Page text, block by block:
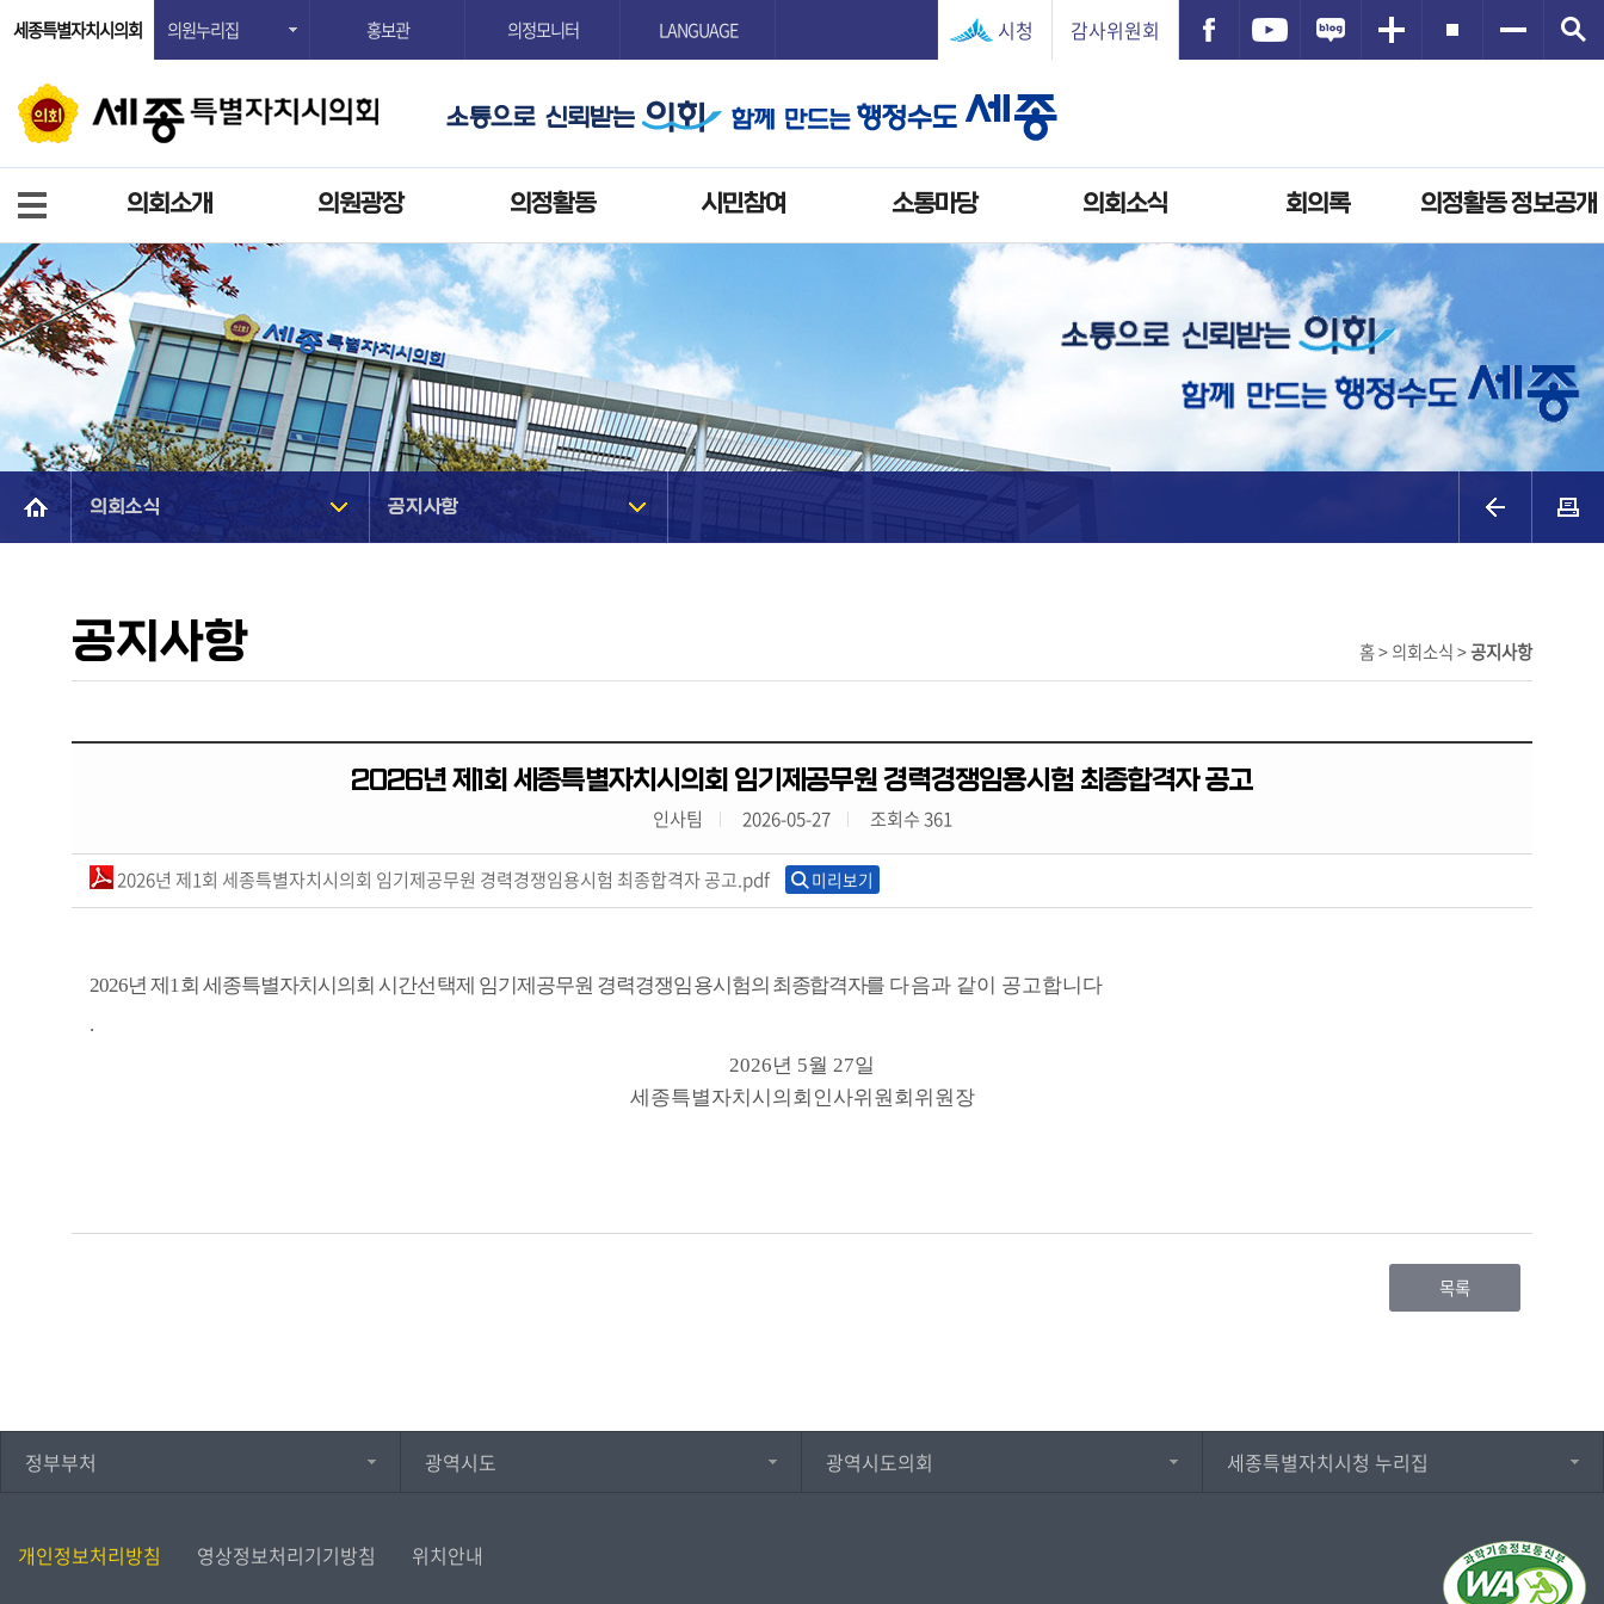
세종특별자치시의회 의원누리집 홍보관 의정모니터 LANGUAGE 시청 감사위원회
의회소개 의원광장 의정활동 시민참여 소통마당 의회소식 회의록 의정활동 정보공개
의회소식 공지사항
홈 > 의회소식 >공지사항
공지사항
2026년 제1회 세종특별자치시의회 임기제공무원 경력경쟁임용시험 최종합격자 공고
인사팀 2026-05-27 조회수 361
2026년 제1회 세종특별자치시의회 임기제공무원 경력경쟁임용시험 최종합격자 공고.pdf 미리보기
2026년 제1 회 세종특별자치시의회 시간선택제 임기제공무원 경력경쟁임용시험의 최종합격자를 다음과 같이 공고합니다
.
2026년 5월 27일
세종특별자치시의회인사위원회위원장
목록
정부부처 광역시도 광역시도의회 세종특별자치시청 누리집
개인정보처리방침 영상정보처리기기방침 위치안내